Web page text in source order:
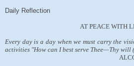
Daily Reflection
AT PEACE WITH
Every day is a day when we must carry the
activities "How can I best serve Thee—Thy will